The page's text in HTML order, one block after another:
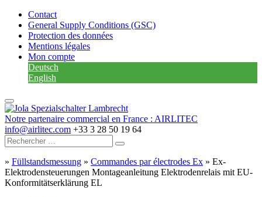
Contact
General Supply Conditions (GSC)
Protection des données
Mentions légales
Mon compte
Deutsch
English
Notre partenaire commercial en France : AIRLITEC
info@airlitec.com +33 3 28 50 19 64
» Füllstandsmessung » Commandes par électrodes Ex » Ex-
Elektrodensteuerungen Montageanleitung Elektrodenrelais mit EU-
Konformitätserklärung EL